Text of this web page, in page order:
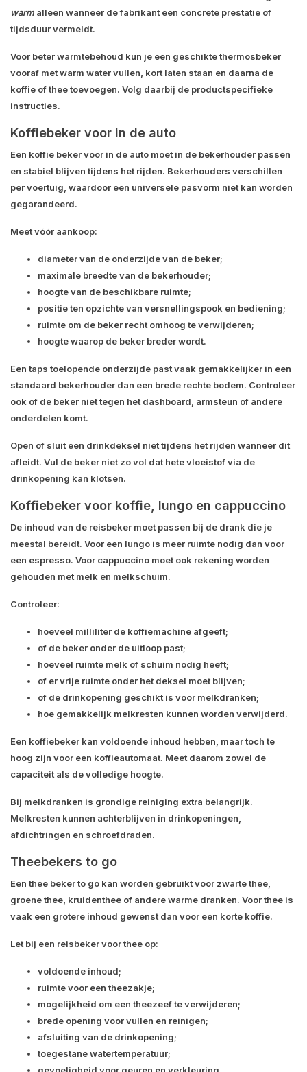
warm alleen wanneer de fabrikant een concrete prestatie of
tijdsduur vermeldt.
Voor beter warmtebehoud kun je een geschikte thermosbeker
vooraf met warm water vullen, kort laten staan en daarna de
koffie of thee toevoegen. Volg daarbij de productspecifieke
instructies.
Koffiebeker voor in de auto
Een koffie beker voor in de auto moet in de bekerhouder passen
en stabiel blijven tijdens het rijden. Bekerhouders verschillen
per voertuig, waardoor een universele pasvorm niet kan worden
gegarandeerd.
Meet vóór aankoop:
diameter van de onderzijde van de beker;
maximale breedte van de bekerhouder;
hoogte van de beschikbare ruimte;
positie ten opzichte van versnellingspook en bediening;
ruimte om de beker recht omhoog te verwijderen;
hoogte waarop de beker breder wordt.
Een taps toelopende onderzijde past vaak gemakkelijker in een
standaard bekerhouder dan een brede rechte bodem. Controleer
ook of de beker niet tegen het dashboard, armsteun of andere
onderdelen komt.
Open of sluit een drinkdeksel niet tijdens het rijden wanneer dit
afleidt. Vul de beker niet zo vol dat hete vloeistof via de
drinkopening kan klotsen.
Koffiebeker voor koffie, lungo en cappuccino
De inhoud van de reisbeker moet passen bij de drank die je
meestal bereidt. Voor een lungo is meer ruimte nodig dan voor
een espresso. Voor cappuccino moet ook rekening worden
gehouden met melk en melkschuim.
Controleer:
hoeveel milliliter de koffiemachine afgeeft;
of de beker onder de uitloop past;
hoeveel ruimte melk of schuim nodig heeft;
of er vrije ruimte onder het deksel moet blijven;
of de drinkopening geschikt is voor melkdranken;
hoe gemakkelijk melkresten kunnen worden verwijderd.
Een koffiebeker kan voldoende inhoud hebben, maar toch te
hoog zijn voor een koffieautomaat. Meet daarom zowel de
capaciteit als de volledige hoogte.
Bij melkdranken is grondige reiniging extra belangrijk.
Melkresten kunnen achterblijven in drinkopeningen,
afdichtringen en schroefdraden.
Theebekers to go
Een thee beker to go kan worden gebruikt voor zwarte thee,
groene thee, kruidenthee of andere warme dranken. Voor thee is
vaak een grotere inhoud gewenst dan voor een korte koffie.
Let bij een reisbeker voor thee op:
voldoende inhoud;
ruimte voor een theezakje;
mogelijkheid om een theezeef te verwijderen;
brede opening voor vullen en reinigen;
afsluiting van de drinkopening;
toegestane watertemperatuur;